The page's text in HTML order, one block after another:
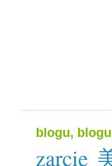
blogu,
zarcie